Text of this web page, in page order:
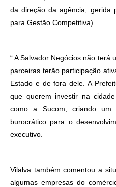
da direção da agência, gerida
para Gestão Competitiva).
“ A Salvador Negócios não terá
parceiras terão participação
Estado e de fora dele. A
que querem investir na
como a Sucom, criando um
burocrático para o
executivo.
Vilalva também comentou a
algumas empresas do